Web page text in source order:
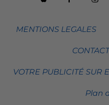
MENTIONS LEGALES
VOTRE PUBLICITÉ SUR
Plan